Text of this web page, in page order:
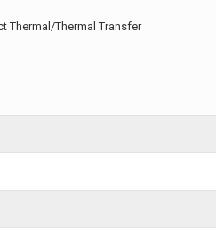
Thermal/Thermal Transfer